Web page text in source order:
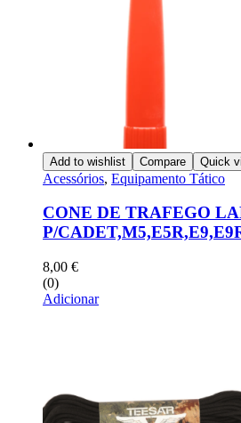
Add to wishlist Compare Quick
Acessórios, Equipamento Tático
CONE DE TRAFEGO
P/
8,00 €
(0)
Adicionar